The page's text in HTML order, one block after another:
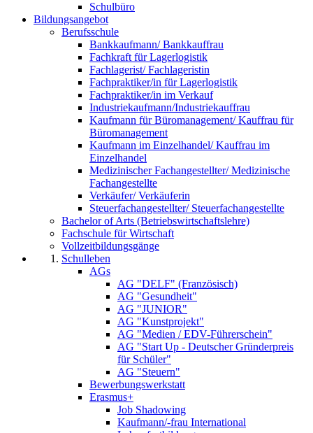
Schulbüro
Bildungsangebot
Berufsschule
Bankkaufmann/ Bankkauffrau
Fachkraft für Lagerlogistik
Fachlagerist/ Fachlageristin
Fachpraktiker/in für Lagerlogistik
Fachpraktiker/in im Verkauf
Industriekaufmann/Industriekauffrau
Kaufmann für Büromanagement/ Kauffrau für
Büromanagement
Kaufmann im Einzelhandel/ Kauffrau im
Einzelhandel
Medizinischer Fachangestellter/ Medizinische
Fachangestellte
Verkäufer/ Verkäuferin
Steuerfachangestellter/ Steuerfachangestellte
Bachelor of Arts (Betriebswirtschaftslehre)
Fachschule für Wirtschaft
Vollzeitbildungsgänge
Schulleben
AGs
AG "DELF" (Französisch)
AG "Gesundheit"
AG "JUNIOR"
AG "Kunstprojekt"
AG "Medien / EDV-Führerschein"
AG "Start Up - Deutscher Gründerpreis
für Schüler"
AG "Steuern"
Bewerbungswerkstatt
Erasmus+
Job Shadowing
Kaufmann/-frau International